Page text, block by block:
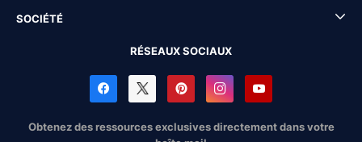
SOCIÉTÉ
RÉSEAUX SOCIAUX
Obtenez des ressources exclusives directement dans votre